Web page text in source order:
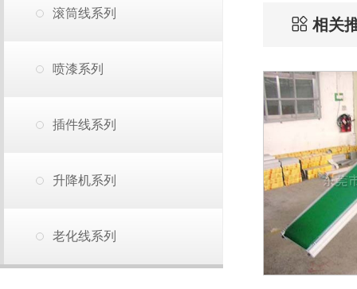
滚筒线系列
喷漆系列
插件线系列
升降机系列
老化线系列
相关